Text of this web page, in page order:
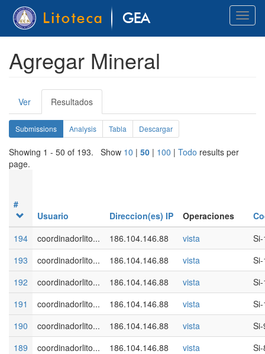
Pasar
contenido
Agregar Mineral
Solapas
principales
Ver Resultados
activa)
Solapas
secundarias
Submissions (solapa
activa)
Analysis Tabla Descargar
Showing 1 - 50 of 193. Show 10 | 50 | 100 | Todo results per
page.
#
Usuario
Direccion(es) IP Operaciones
194
coordinadorlito... 186.104.146.88 vista
193
coordinadorlito... 186.104.146.88 vista
192
coordinadorlito... 186.104.146.88 vista
191
coordinadorlito... 186.104.146.88 vista
190
coordinadorlito... 186.104.146.88 vista
189
coordinadorlito... 186.104.146.88 vista